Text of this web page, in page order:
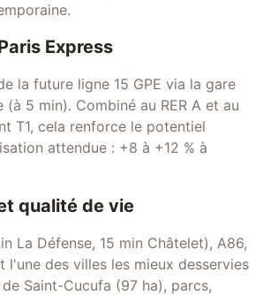
Express
la future ligne 15 GPE via la gare
(à 5 min). Combiné au RER A et au
T1, cela renforce le potentiel
attendue : +8 à +12 % à
qualité de vie
La Défense, 15 min Châtelet), A86,
l'une des villes les mieux desservies
Saint-Cucufa (97 ha), parcs,